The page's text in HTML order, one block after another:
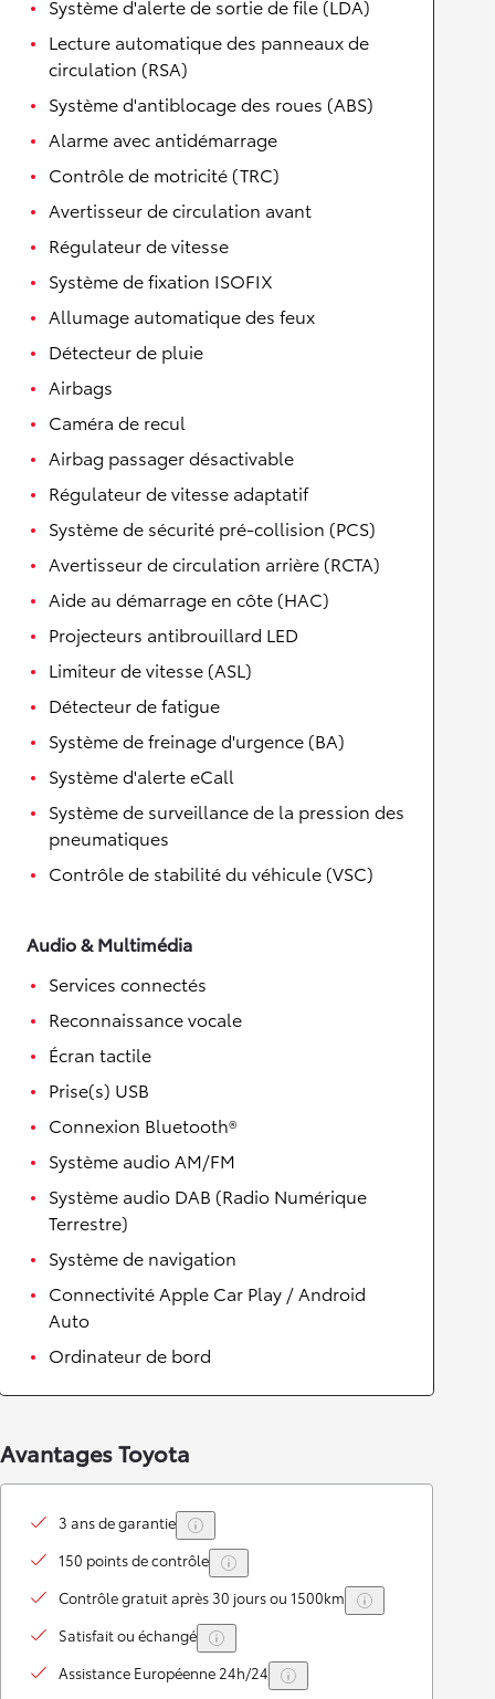
Système d'alerte de sortie de file (LDA)
Lecture automatique des panneaux de
circulation (RSA)
Système d'antiblocage des roues (ABS)
Alarme avec antidémarrage
Contrôle de motricité (TRC)
Avertisseur de circulation avant
Régulateur de vitesse
Système de fixation ISOFIX
Allumage automatique des feux
Détecteur de pluie
Airbags
Caméra de recul
Airbag passager désactivable
Régulateur de vitesse adaptatif
Système de sécurité pré-collision (PCS)
Avertisseur de circulation arrière (RCTA)
Aide au démarrage en côte (HAC)
Projecteurs antibrouillard LED
Limiteur de vitesse (ASL)
Détecteur de fatigue
Système de freinage d'urgence (BA)
Système d'alerte eCall
Système de surveillance de la pression des
pneumatiques
Contrôle de stabilité du véhicule (VSC)
Audio & Multimédia
Services connectés
Reconnaissance vocale
Écran tactile
Prise(s) USB
Connexion Bluetooth®
Système audio AM/FM
Système audio DAB (Radio Numérique
Terrestre)
Système de navigation
Connectivité Apple Car Play / Android
Auto
Ordinateur de bord
Avantages Toyota
3 ans de garantie
150 points de contrôle
Contrôle gratuit après 30 jours ou 1500km
Satisfait ou échangé
Assistance Européenne 24h/24